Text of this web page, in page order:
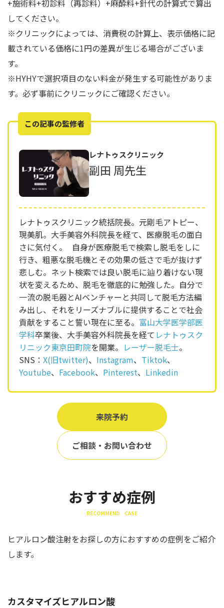
+施術料+初診料（再診料）+麻酔料+針代の計算式で算出
してください。
※クリニックによっては、消費税の計算上、表示価格に記
載されている価格に1円の差異が生じる場合がございま
す。
※HYHYで選択項目のない料金が発生する可能性がありま
す。必ず事前にクリニックにご確認ください。
この記事の監修者
レナトゥスクリニック
副田 周先生
レナトゥスクリニック統括院長。元剛毛アトピー、
現美肌。大手美容外科院長を経て、医療脱毛の面白
さに気付く。 自身が医療脱毛で検索し脱毛をしに
行き、粗悪な脱毛機とその効果の低さで毛が抜けず
悲しむ。ネット検索では良い脱毛に辿り着けない現
状を変えるため、脱毛を徹底的に勉強した。自分で
一流の脱毛器とAIベンチャーと共同して脱毛方法編
み出し、それをリーズナブルに提供することで社会
貢献をすること誓い現在に至る。 富山大学医学部医
学科卒業後、大手美容外科院長を経て レナトゥスク
リニック東京田町院を開業。 レーザー脱毛士。
SNS： X(旧twitter)、 Instagram、 Tiktok、
Youtube、 Facebook、 Pinterest、 Linkedin
来院予約
ご相談・お問い合わせ
おすすめ症例
RECOMMEND CASE
ヒアルロン酸注射をお探しの方におすすめの症例をご紹介
します。
カスタマイズヒアルロン酸